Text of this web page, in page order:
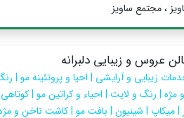
، مجتمع ساويز
عروس و زیبایی دلبرانه
زیبایی و آرایشی | احیا و پروتئینه مو |
مژه | رنگ و لایت | احیاء و کراتین مو | کوتاهی
| میکاپ | شینیون | بافت مو | کاشت ناخن و